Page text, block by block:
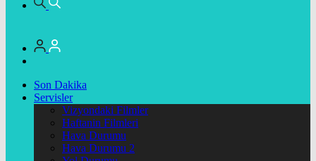
Son Dakika
Servisler
Vizyondaki Filmler
Haftanin Filmleri
Hava Durumu
Hava Durumu 2